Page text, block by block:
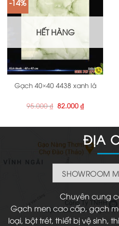
-14%
HẾT HÀNG
Gạch 40×40 4438 xanh lá
95.000₫ Giá
gốc
82.000 ₫Giá
hiện
82.000 ₫.
ĐỊA
SHOWROOM
Chuyên cung
Gạch men cao cấp, gạch
loại, bột trét, thiết bị vệ sinh,